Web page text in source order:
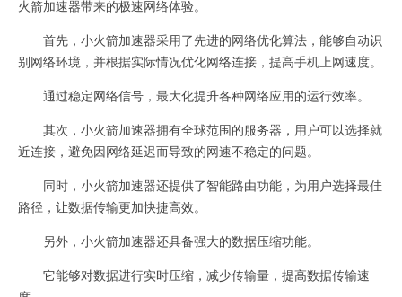
火箭加速器带来的极速网络体验。
首先，小火箭加速器采用了先进的网络优化算法，能够自动识
别网络环境，并根据实际情况优化网络连接，提高手机上网速度。
通过稳定网络信号，最大化提升各种网络应用的运行效率。
其次，小火箭加速器拥有全球范围的服务器，用户可以选择就
近连接，避免因网络延迟而导致的网速不稳定的问题。
同时，小火箭加速器还提供了智能路由功能，为用户选择最佳
路径，让数据传输更加快捷高效。
另外，小火箭加速器还具备强大的数据压缩功能。
它能够对数据进行实时压缩，减少传输量，提高数据传输速